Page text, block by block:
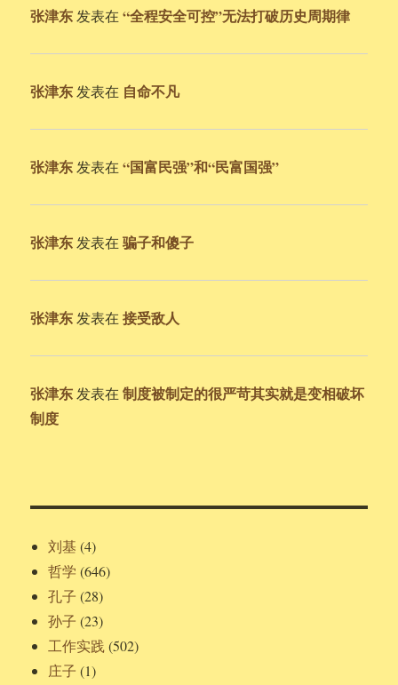
张津东 发表在“全程安全可控”无法打破历史周期律
张津东 发表在 自命不凡
张津东 发表在“国富民强”和“民富国强”
张津东 发表在骗子和傻子
张津东 发表在接受敌人
张津东 发表在制度被制定的很严苛其实就是变相破坏
制度
刘基 (4)
哲学 (646)
孔子 (28)
孙子 (23)
工作实践 (502)
庄子 (1)